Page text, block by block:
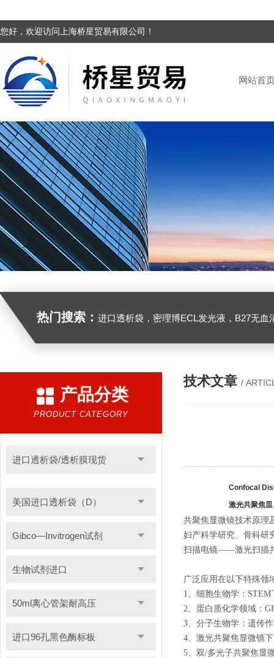
您好，欢迎访问上海桥星贸易有限公司！
网站首
热门搜索： 进口透析袋，密理博ECL发光液，B27无血清培养基，N2培养基，紫外酶标板，Gibco胶原酶，
产品分类
PRODUCT CATEGORY
进口透析袋/透析膜现货
美国进口透析袋（D）
Gibco—Invitrogen试剂
生物试剂进口
50ml离心管架耐高压
进口96孔黑色酶标板
技术文章 /
Confocal
激光共聚焦
共聚焦显微镜技术原理
妇产科学研究、骨科
扫描电镜——激光扫描
广泛应用在以下特殊领
1、细胞生物学：
2、蛋白质化学领域：
3、分子生物学：遗传
4、激光共聚焦显微镜
5、双/多光子共聚焦显